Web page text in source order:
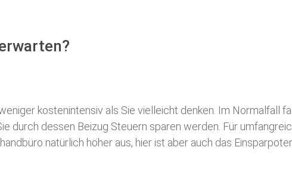
kostenintensiv als Sie vielleicht denken. Im Normalfall
durch dessen Beizug Steuern sparen werden. Für
natürlich höher aus, hier ist aber auch das